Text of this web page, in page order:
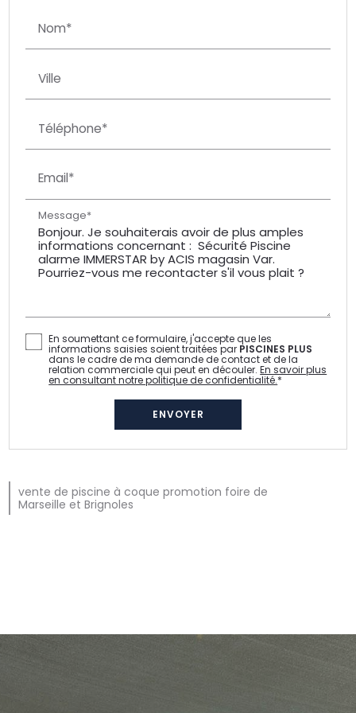
Nom*
Ville
Téléphone*
Email*
Message*
En soumettant ce formulaire, j'accepte que les
informations saisies soient traitées par PISCINES PLUS
dans le cadre de ma demande de contact et de la
relation commerciale qui peut en découler.En savoir plus
en consultant notre politique de confidentialité.*
vente de piscine à coque promotion foire de
Marseille et Brignoles